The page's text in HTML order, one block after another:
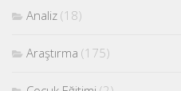
Analiz (18)
Araştırma (175)